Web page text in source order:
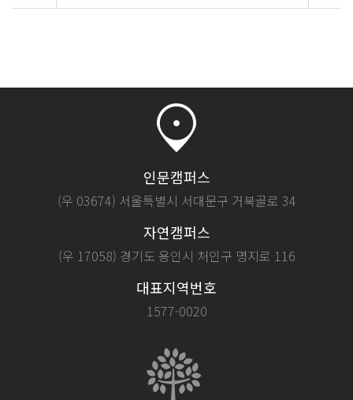
인문캠퍼스
(우 03674) 서울특별시 서대문구 거북골로 34
자연캠퍼스
(우 17058) 경기도 용인시 처인구 명지로 116
대표지역번호
1577-0020